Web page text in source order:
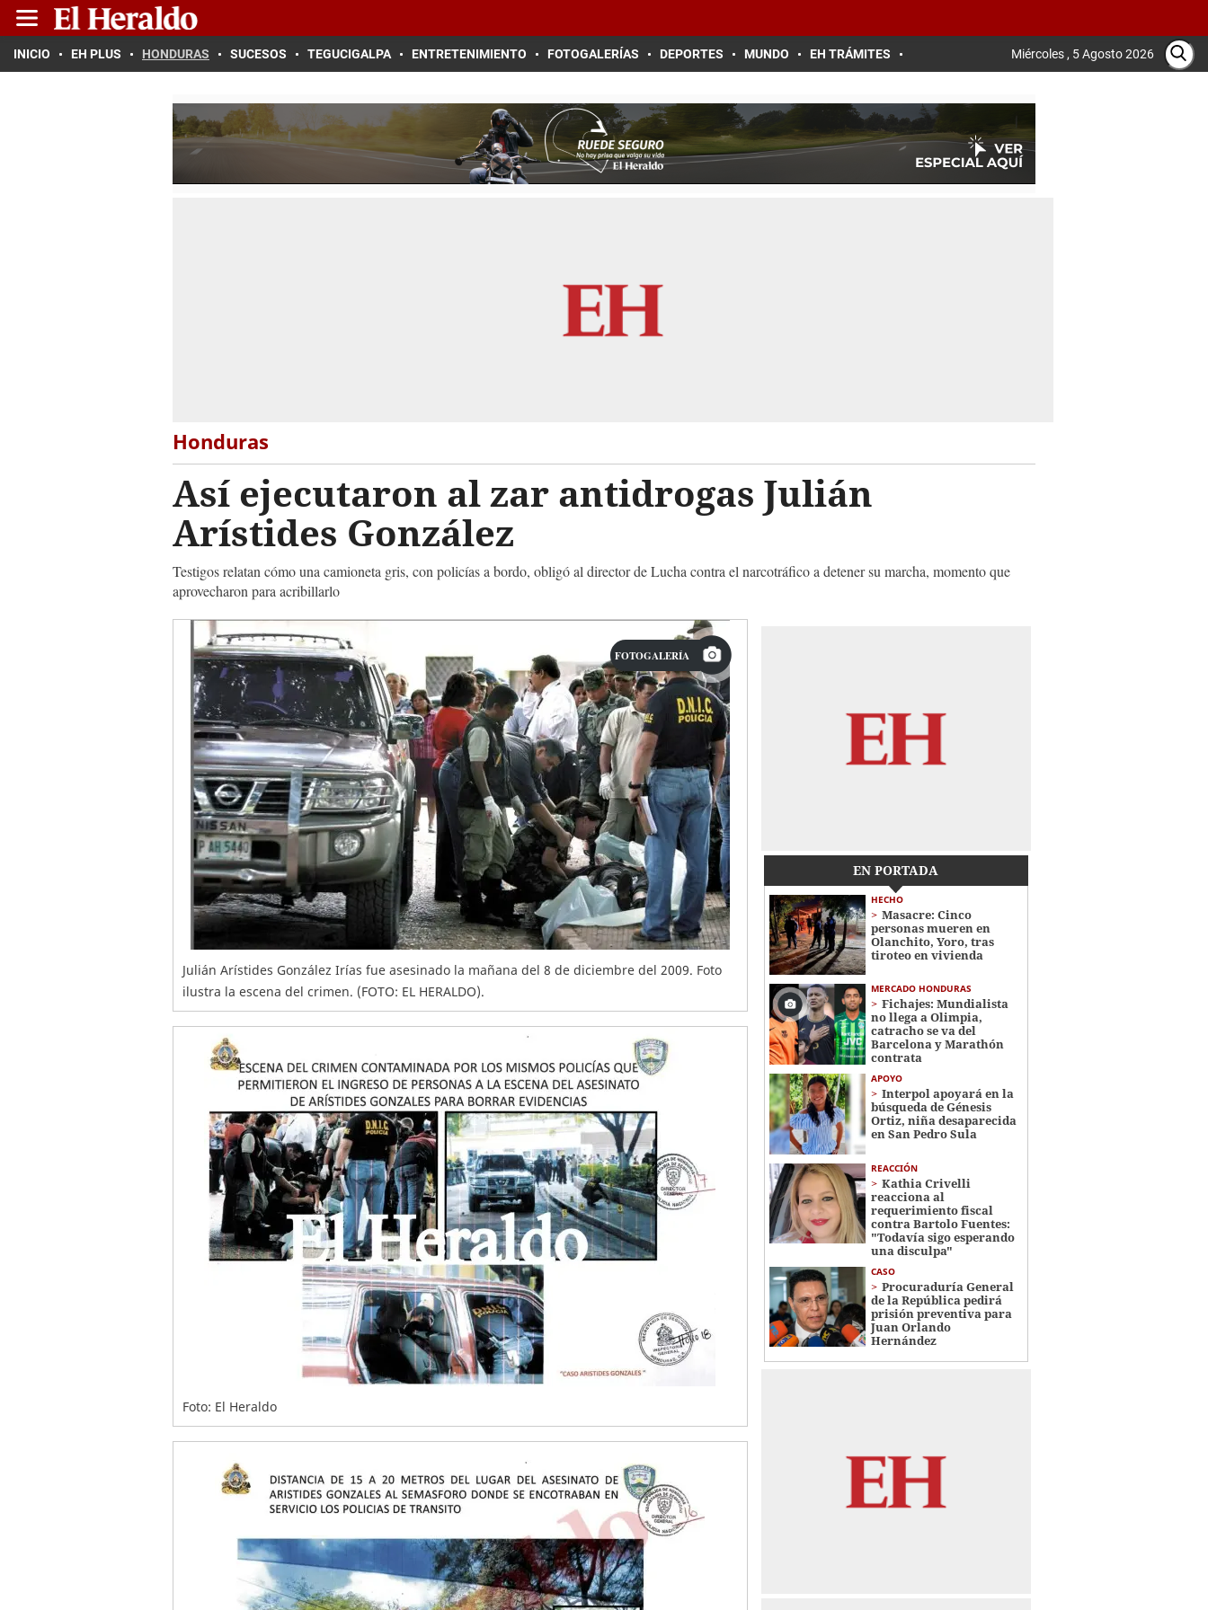
INICIO EH PLUS HONDURAS SUCESOS TEGUCIGALPA ENTRETENIMIENTO FOTOGALERÍAS DEPORTES MUNDO EH TRÁMITES Miércoles , 5 Agosto 2026
Honduras
Así ejecutaron al zar antidrogas Julián
Arístides González
Testigos relatan cómo una camioneta gris, con policías a bordo, obligó al director de Lucha contra el narcotráfico a detener su marcha, momento que
aprovecharon para acribillarlo
FOTOGALERÍA
Julián Arístides González Irías fue asesinado la mañana del 8 de diciembre del 2009. Foto
ilustra la escena del crimen. (FOTO: EL HERALDO).
Foto: El Heraldo
EN PORTADA
HECHO
Masacre: Cinco
personas mueren en
Olanchito, Yoro, tras
tiroteo en vivienda
MERCADO HONDURAS
Fichajes: Mundialista
no llega a Olimpia,
catracho se va del
Barcelona y Marathón
contrata
APOYO
Interpol apoyará en la
búsqueda de Génesis
Ortiz, niña desaparecida
en San Pedro Sula
REACCIÓN
Kathia Crivelli
reacciona al
requerimiento fiscal
contra Bartolo Fuentes:
"Todavía sigo esperando
una disculpa"
CASO
Procuraduría General
de la República pedirá
prisión preventiva para
Juan Orlando
Hernández